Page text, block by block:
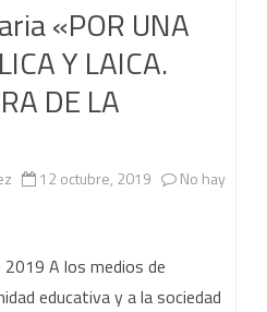
«POR UNA
Y LAICA.
DE LA
12 octubre, 2019
No hay
A los medios de
educativa y a la sociedad